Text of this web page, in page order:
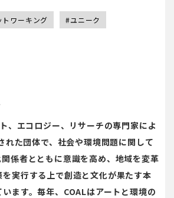
トワーキング #ユニーク
、エコロジー、リサーチの専門家によ
れた団体で、社会や環境問題に関して
係者とともに意識を高め、地域を変革
を実行する上で創造と文化が果たす本
ます。毎年、COALはアートと環境の